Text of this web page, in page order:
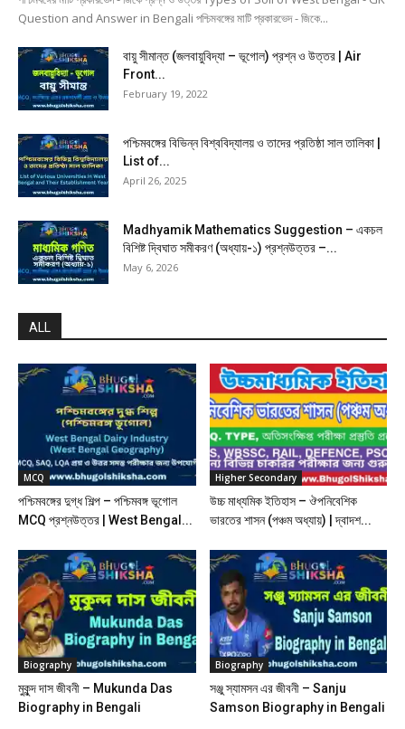
Question and Answer in Bengali পশ্চিমবঙ্গের মাটি প্রকারভেদ - জিকে...
বায়ু সীমান্ত (জলবায়ুবিদ্যা – ভূগোল) প্রশ্ন ও উত্তর | Air
Front...
February 19, 2022
পশ্চিমবঙ্গের বিভিন্ন বিশ্ববিদ্যালয় ও তাদের প্রতিষ্ঠা সাল তালিকা |
List of...
April 26, 2025
Madhyamik Mathematics Suggestion – একচল
বিশিষ্ট দ্বিঘাত সমীকরণ (অধ্যায়-১) প্রশ্নউত্তর –...
May 6, 2026
ALL
MCQ
পশ্চিমবঙ্গের দুগ্ধ শিল্প – পশ্চিমবঙ্গ ভূগোল
MCQ প্রশ্নউত্তর | West Bengal...
Higher Secondary
উচ্চ মাধ্যমিক ইতিহাস – ঔপনিবেশিক
ভারতের শাসন (পঞ্চম অধ্যায়) | দ্বাদশ...
Biography
মুকুন্দ দাস জীবনী – Mukunda Das
Biography in Bengali
Biography
সঞ্জু স্যামসন এর জীবনী – Sanju
Samson Biography in Bengali